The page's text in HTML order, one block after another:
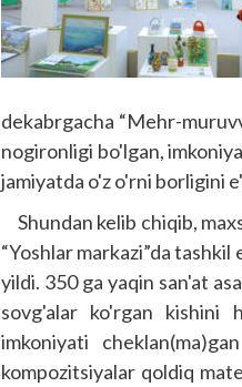
dekabrgacha “Mehr-
nogironligi bo'lgan,
jamiyatda o'z o'rni borligini
Shundan kelib chiqib,
“Yoshlar markazi”da
yildi. 350 ga yaqin san'at
sovg'alar ko'rgan kishini
imkoniyati
kompozitsiyalar qoldiq